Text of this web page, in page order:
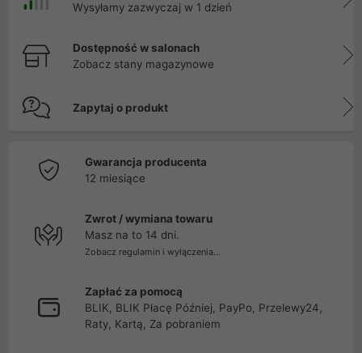
Wysyłamy zazwyczaj w 1 dzień
Dostępność w salonach
Zobacz stany magazynowe
Zapytaj o produkt
Gwarancja producenta
12 miesiące
Zwrot / wymiana towaru
Masz na to 14 dni.
Zobacz regulamin i wyłączenia...
Zapłać za pomocą
BLIK, BLIK Płacę Później, PayPo, Przelewy24,
Raty, Kartą, Za pobraniem